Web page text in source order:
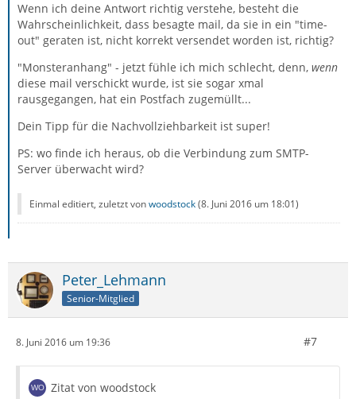
Wenn ich deine Antwort richtig verstehe, besteht die
Wahrscheinlichkeit, dass besagte mail, da sie in ein "time-
out" geraten ist, nicht korrekt versendet worden ist, richtig?
"Monsteranhang" - jetzt fühle ich mich schlecht, denn, wenn
diese mail verschickt wurde, ist sie sogar xmal
rausgegangen, hat ein Postfach zugemüllt...
Dein Tipp für die Nachvollziehbarkeit ist super!
PS: wo finde ich heraus, ob die Verbindung zum SMTP-
Server überwacht wird?
Einmal editiert, zuletzt vonwoodstock(8. Juni 2016 um 18:01)
Peter_Lehmann
Senior-Mitglied
8. Juni 2016 um 19:36 #7
Zitat von woodstock